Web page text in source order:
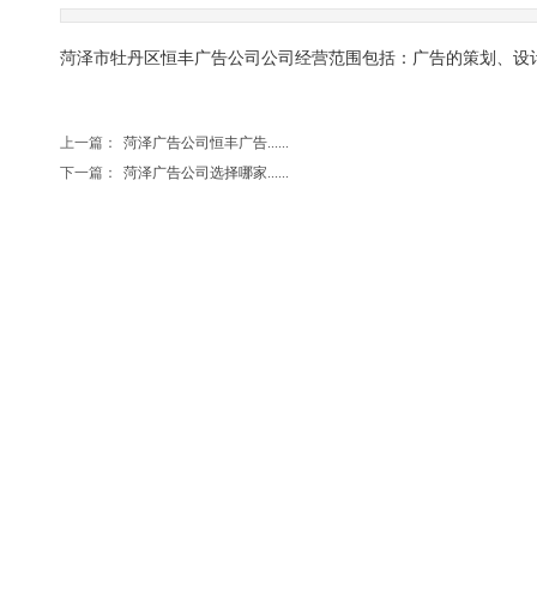
菏泽市牡丹区恒丰广告公司公司经营范围包括：广告的策划、
上一篇：
菏泽广告公司恒丰广告......
下一篇：
菏泽广告公司选择哪家......